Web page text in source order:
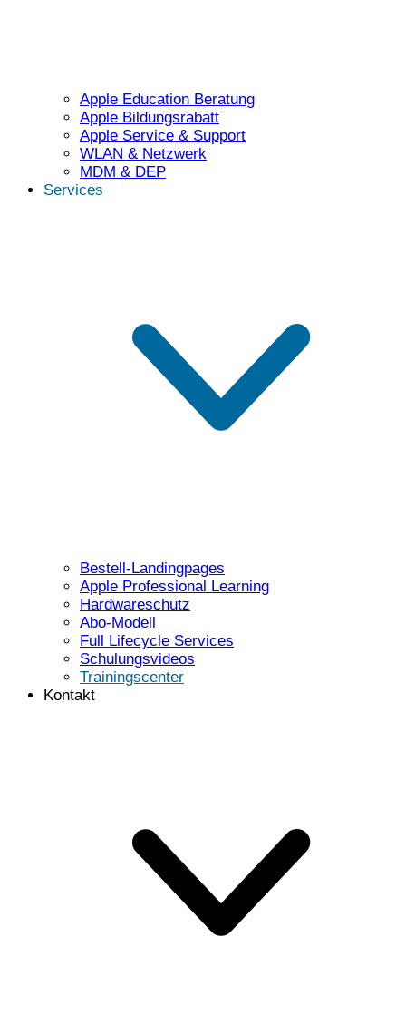
Apple Education Beratung
Apple Bildungsrabatt
Apple Service & Support
WLAN & Netzwerk
MDM & DEP
Services
Bestell-Landingpages
Apple Professional Learning
Hardwareschutz
Abo-Modell
Full Lifecycle Services
Schulungsvideos
Trainingscenter
Kontakt